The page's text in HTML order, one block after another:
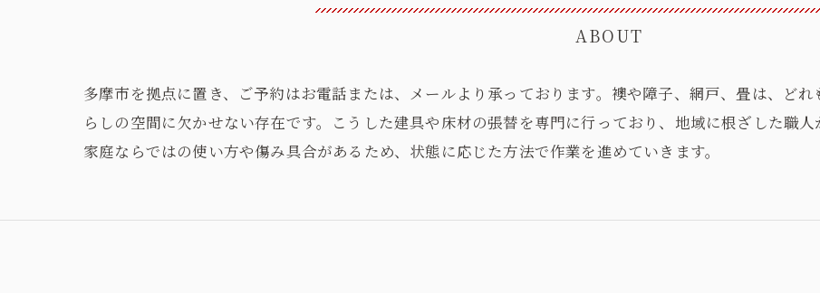
ABOUT
多摩市を拠点に置き、ご予約はお電話または、メールより承っております。襖や障子、網戸、畳は、ど
らしの空間に欠かせない存在です。こうした建具や床材の張替を専門に行っており、地域に根ざした職
家庭ならではの使い方や傷み具合があるため、状態に応じた方法で作業を進めていきます。